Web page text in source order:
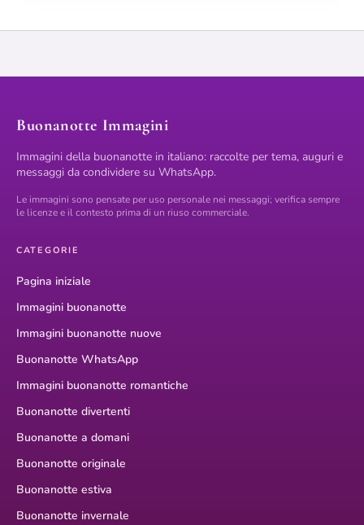
Buonanotte Immagini
Immagini della buonanotte in italiano: raccolte per tema, auguri e
messaggi da condividere su WhatsApp.
Le immagini sono pensate per uso personale nei messaggi; verifica sempre
le licenze e il contesto prima di un riuso commerciale.
CATEGORIE
Pagina iniziale
Immagini buonanotte
Immagini buonanotte nuove
Buonanotte WhatsApp
Immagini buonanotte romantiche
Buonanotte divertenti
Buonanotte a domani
Buonanotte originale
Buonanotte estiva
Buonanotte invernale